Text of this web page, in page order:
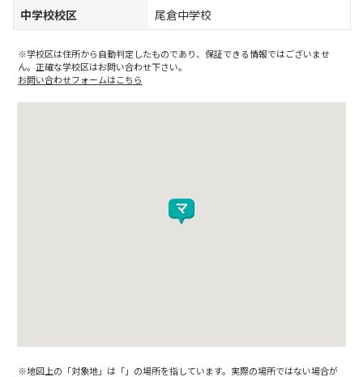
中学校校区
尾倉中学校
※学校区は住所から自動判定したものであり、保証できる情報ではございませ
ん。正確な学校区はお問い合わせ下さい。
お問い合わせフォームはこちら
※地図上の「対象地」は「」の場所を指しています。実際の場所ではない場合が